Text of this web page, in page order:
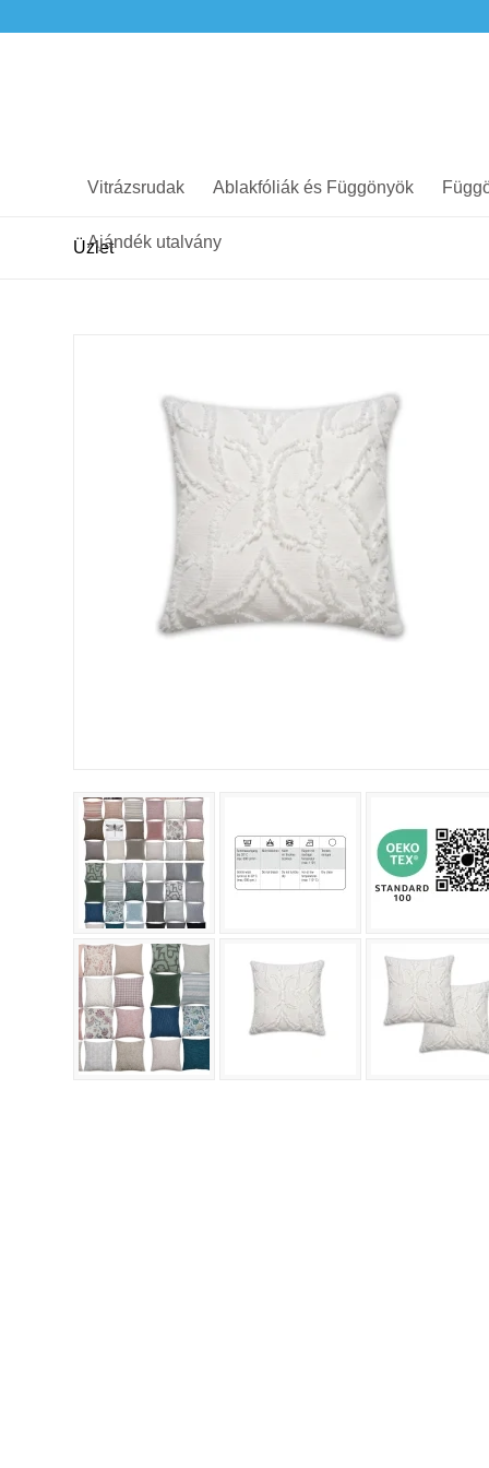
Vitrázsrudak Ablakfóliák és Függönyök
Ajándék utalvány
Üzlet